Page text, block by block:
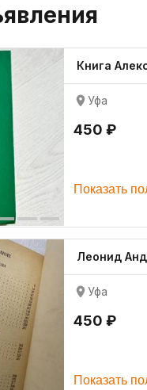
Книга
Уфа
450 ₽
Показать
Леонид
Уфа
450 ₽
Показать